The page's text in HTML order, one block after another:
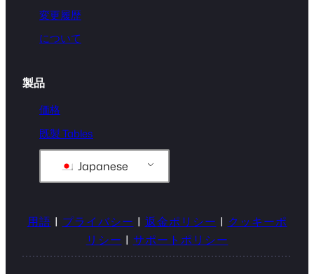
変更履歴
について
製品
価格
既製 Tables
Japanese
用語 | プライバシー | 返金ポリシー | クッキーポ
リシー | サポートポリシー